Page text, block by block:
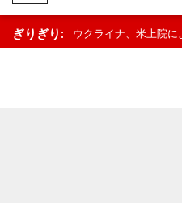
ぎりぎり:
人死亡、30 ウクライナ、米上院に